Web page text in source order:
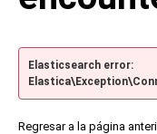
Elasticsearch error:
Regresar a la página